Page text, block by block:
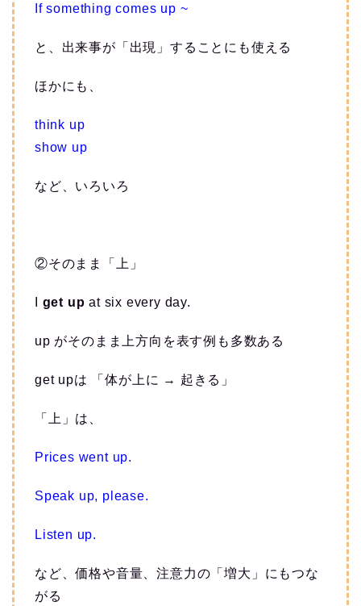
If something comes up ~
と、出来事が「出現」することにも使える
ほかにも、
think up
show up
など、いろいろ
②そのまま「上」
get up at six every day.
up がそのまま上方向を表す例も多数ある
get upは 「体が上に → 起きる」
「上」は、
Prices went up.
Speak up, please.
Listen up.
など、価格や音量、注意力の「増大」にもつな
がる